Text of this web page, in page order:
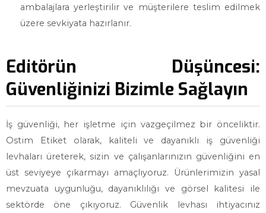
ambalajlara yerleştirilir ve müşterilere teslim edilmek
üzere sevkiyata hazırlanır.
Editörün Düşüncesi:
Güvenliğinizi Bizimle Sağlayın
İş güvenliği, her işletme için vazgeçilmez bir önceliktir.
Ostim Etiket olarak, kaliteli ve dayanıklı iş güvenliği
levhaları üreterek, sizin ve çalışanlarınızın güvenliğini en
üst seviyeye çıkarmayı amaçlıyoruz. Ürünlerimizin yasal
mevzuata uygunluğu, dayanıklılığı ve görsel kalitesi ile
sektörde öne çıkıyoruz. Güvenlik levhası ihtiyacınız